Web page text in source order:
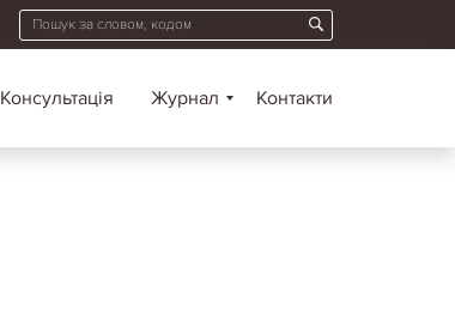
Консультація Журнал Контакти